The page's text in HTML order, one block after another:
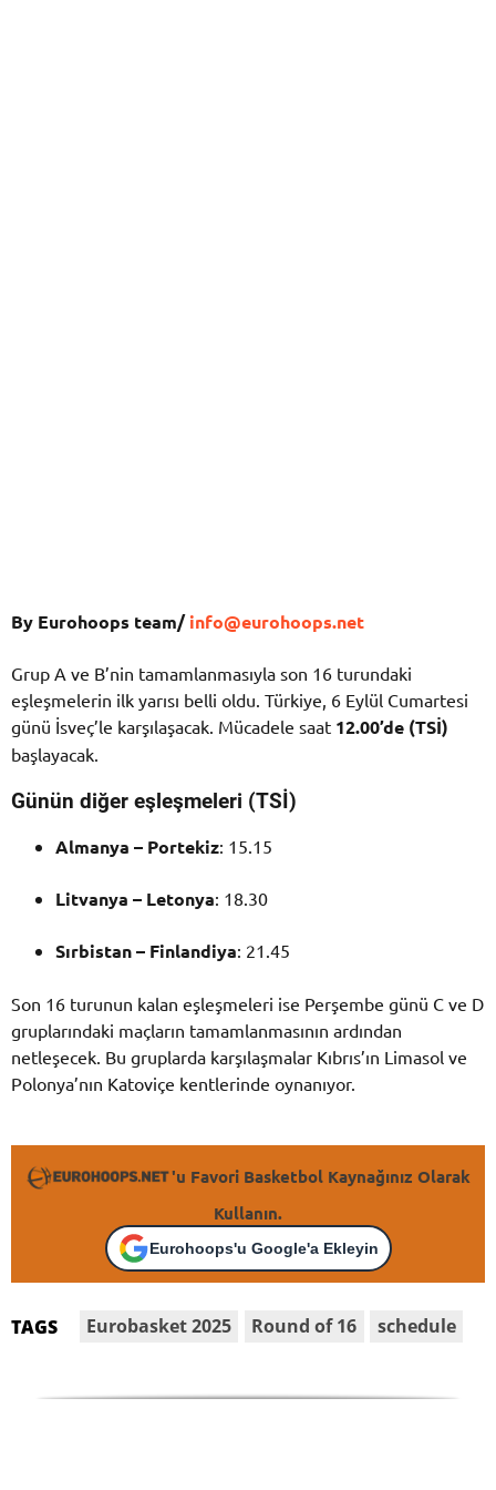
By Eurohoops team/info@eurohoops.net
Grup A ve B’nin tamamlanmasıyla son 16 turundaki
eşleşmelerin ilk yarısı belli oldu. Türkiye, 6 Eylül Cumartesi
günü İsveç’le karşılaşacak. Mücadele saat 12.00’de (TSİ)
başlayacak.
Günün diğer eşleşmeleri (TSİ)
Almanya – Portekiz: 15.15
Litvanya – Letonya: 18.30
Sırbistan – Finlandiya: 21.45
Son 16 turunun kalan eşleşmeleri ise Perşembe günü C ve D
gruplarındaki maçların tamamlanmasının ardından
netleşecek. Bu gruplarda karşılaşmalar Kıbrıs’ın Limasol ve
Polonya’nın Katoviçe kentlerinde oynanıyor.
'u Favori Basketbol Kaynağınız Olarak
Kullanın.
Eurohoops'u Google'a Ekleyin
TAGS Eurobasket 2025 Round of 16 schedule